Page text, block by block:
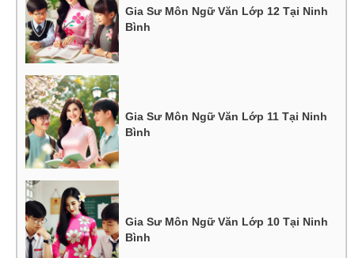
Gia Sư Môn Ngữ Văn Lớp 12 Tại Ninh
Bình
Gia Sư Môn Ngữ Văn Lớp 11 Tại Ninh
Bình
Gia Sư Môn Ngữ Văn Lớp 10 Tại Ninh
Bình